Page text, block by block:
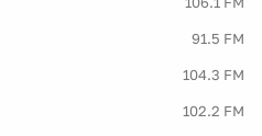
91.5 FM
104.3 FM
102.2 FM